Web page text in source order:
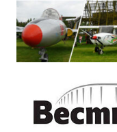
Перейти
содержимому